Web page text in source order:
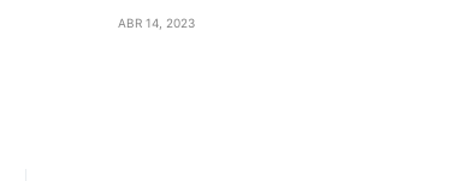
ABR 14, 2023